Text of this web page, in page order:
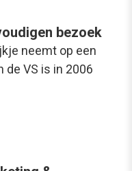
bezoek
neemt op een
de VS is in 2006